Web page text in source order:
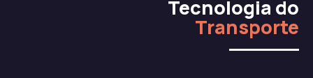
Tecnologia do
Transporte